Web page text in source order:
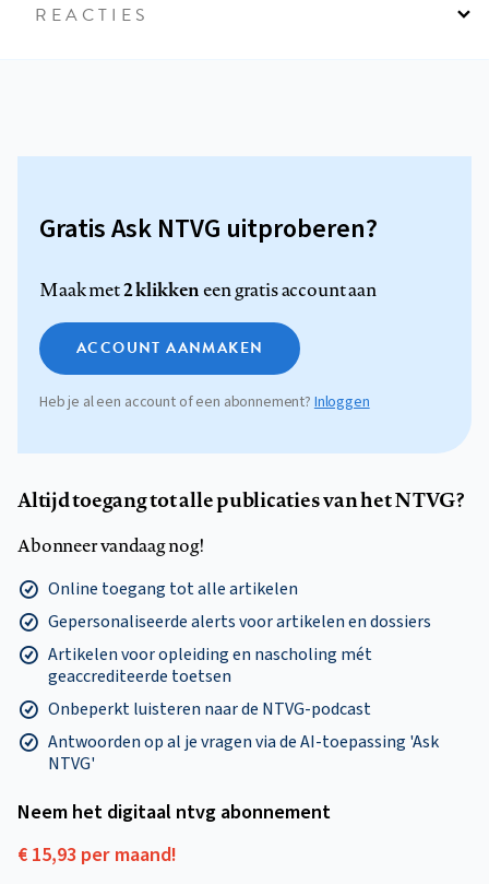
REACTIES
Gratis Ask NTVG uitproberen?
Maak met2 klikkeneen gratis account aan
ACCOUNT AANMAKEN
Heb je al een account of een abonnement?Inloggen
Altijd toegang tot alle publicaties van het NTVG?
Abonneer vandaag nog!
Online toegang tot alle artikelen
Gepersonaliseerde alerts voor artikelen en dossiers
Artikelen voor opleiding en nascholing mét
geaccrediteerde toetsen
Onbeperkt luisteren naar de NTVG-podcast
Antwoorden op al je vragen via de AI-toepassing 'Ask
NTVG'
Neem het digitaal ntvg abonnement
€ 15,93 per maand!